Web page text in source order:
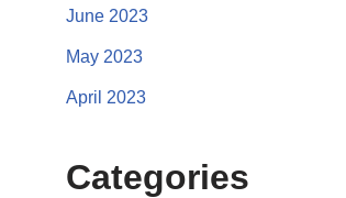
June 2023
May 2023
April 2023
Categories